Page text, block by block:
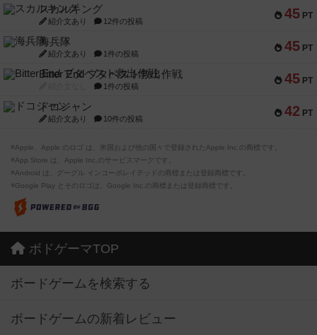
45 PT
スカルキング
紹介文あり 12件の投稿
45 PT
海兵隊
紹介文あり 1件の投稿
45 PT
Bitter End ブタペスト救出作戦
1件の投稿
42 PT
ドコジャン
紹介文あり 10件の投稿
※Apple、Apple のロゴ は、米国および他の国々で登録されたApple Inc.の商標です。
※App Store は、Apple Inc.のサービスマークです。
※Android は、グーグル インコーポレイテッドの商標または登録商標です。
※Google Play とそのロゴは、Google Inc.の商標または登録商標です。
ボドゲーマTOP
ボードゲームを検索する
ボードゲームの新着レビュー